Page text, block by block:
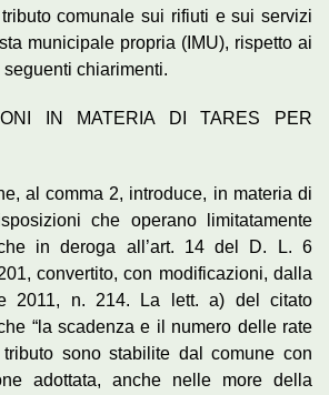
comunale sui rifiuti e sui servizi
municipale propria (IMU), rispetto ai
chiarimenti.
IN MATERIA DI TARES PER
al comma 2, introduce, in materia di
che operano limitatamente
in deroga all’art. 14 del D. L. 6
convertito, con modificazioni, dalla
2011, n. 214. La lett. a) del citato
“la scadenza e il numero delle rate
sono stabilite dal comune con
adottata, anche nelle more della